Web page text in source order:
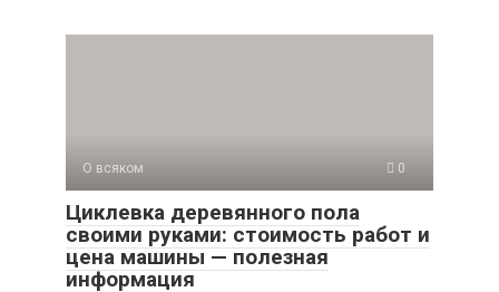
О всяком 0
Циклевка деревянного пола
своими руками: стоимость работ и
цена машины — полезная
информация